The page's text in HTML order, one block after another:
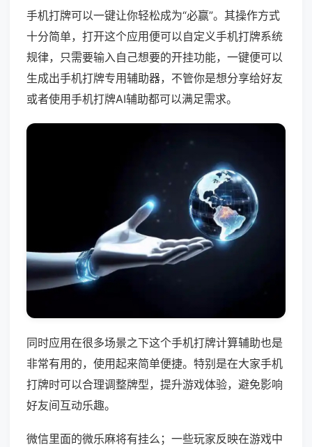
手机打牌可以一键让你轻松成为“必赢”。其操作方式
十分简单，打开这个应用便可以自定义手机打牌系统
规律，只需要输入自己想要的开挂功能，一键便可以
生成出手机打牌专用辅助器，不管你是想分享给好友
或者使用手机打牌AI辅助都可以满足需求。
同时应用在很多场景之下这个手机打牌计算辅助也是
非常有用的，使用起来简单便捷。特别是在大家手机
打牌时可以合理调整牌型，提升游戏体验，避免影响
好友间互动乐趣。
微信里面的微乐麻将有挂么；一些玩家反映在游戏中